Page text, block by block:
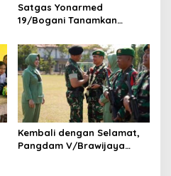
Satgas Yonarmed
19/Bogani Tanamkan
Perbatasan
Kembali dengan Selamat,
Pangdam V/Brawijaya